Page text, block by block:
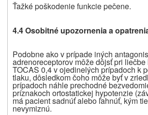
Ťažké poškodenie funkcie pečene.
4.4 Osobitné upozornenia a
Podobne ako v prípade iných
adrenoreceptorov môže dôjsť pri
TOCAS 0,4 v ojedinelých prípadoch k
tlaku, dôsledkom čoho môže byť v
prípadoch náhle prechodné
príznakoch ortostatickej hypotenzie
má pacient sadnúť alebo ľahnúť, kým
nevymiznú.